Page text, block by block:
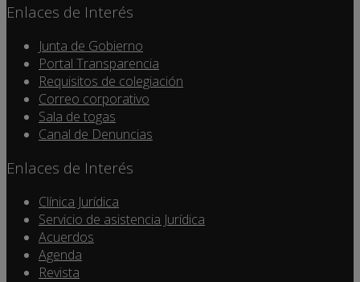
Enlaces de Interés
Junta de Gobierno
Portal Transparencia
Requisitos de colegiación
Correo corporativo
Sala de togas
Canal de Denuncias
Enlaces de Interés
Clínica Jurídica
Servicio de asistencia Jurídica
Acuerdos
Agenda
Revista